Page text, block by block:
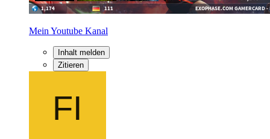
Mein Youtube Kanal
Inhalt melden
Zitieren